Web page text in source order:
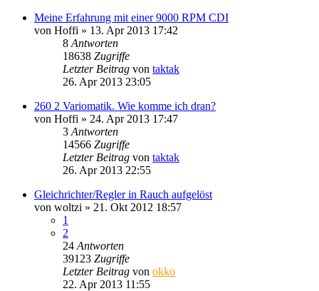
Meine Erfahrung mit einer 9000 RPM CDI
von Hoffi » 13. Apr 2013 17:42
8 Antworten
18638 Zugriffe
Letzter Beitrag von taktak
26. Apr 2013 23:05
260 2 Variomatik. Wie komme ich dran?
von Hoffi » 24. Apr 2013 17:47
3 Antworten
14566 Zugriffe
Letzter Beitrag von taktak
26. Apr 2013 22:55
Gleichrichter/Regler in Rauch aufgelöst
von woltzi » 21. Okt 2012 18:57
1
2
24 Antworten
39123 Zugriffe
Letzter Beitrag von okko
22. Apr 2013 11:55